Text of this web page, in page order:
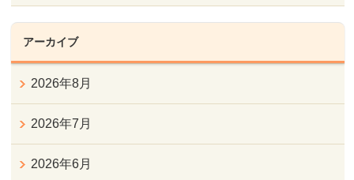
アーカイブ
2026年8月
2026年7月
2026年6月